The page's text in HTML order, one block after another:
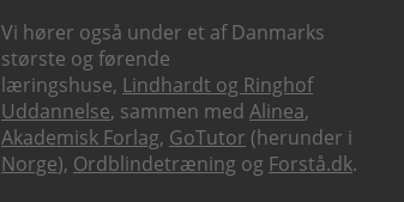
Vi hører også under et af Danmarks
største og førende
læringshuse, Lindhardt og Ringhof
Uddannelse, sammen med Alinea,
Akademisk Forlag, GoTutor (herunder i
Norge), Ordblindetræning og Forstå.dk.